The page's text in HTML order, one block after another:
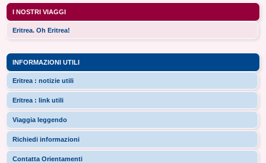
I NOSTRI VIAGGI
Eritrea. Oh Eritrea!
INFORMAZIONI UTILI
Eritrea : notizie utili
Eritrea : link utili
Viaggia leggendo
Richiedi informazioni
Contatta Orientamenti